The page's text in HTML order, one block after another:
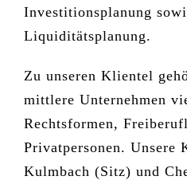
Investitionsplanung
Liquiditätsplanung.
Zu unseren Klientel
mittlere Unternehmen
Rechtsformen,
Privatpersonen. Unsere
Kulmbach (Sitz) und